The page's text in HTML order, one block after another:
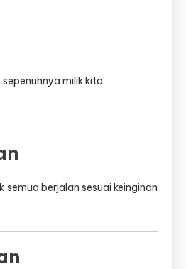
milik kita.
berjalan sesuai keinginan